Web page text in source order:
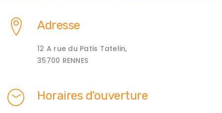
Adresse
12 A rue du Patis Tatelin,
35700 RENNES
Horaires d'ouverture